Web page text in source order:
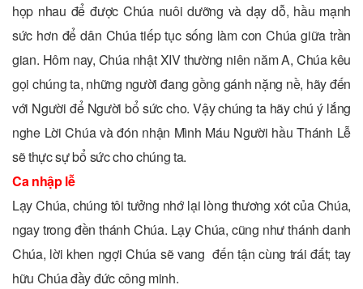
họp nhau để được Chúa nuôi dưỡng và dạy dỗ, hầu mạnh
sức hơn để dân Chúa tiếp tục sống làm con Chúa giữa trần
gian. Hôm nay, Chúa nhật XIV thường niên năm A, Chúa kêu
gọi chúng ta, những người đang gồng gánh nặng nề, hãy đến
với Người để Người bổ sức cho. Vậy chúng ta hãy chú ý lắng
nghe Lời Chúa và đón nhận Mình Máu Người hầu Thánh Lễ
sẽ thực sự bổ sức cho chúng ta.
Ca nhập lễ
Lạy Chúa, chúng tôi tưởng nhớ lại lòng thương xót của Chúa,
ngay trong đền thánh Chúa. Lạy Chúa, cũng như thánh danh
Chúa, lời khen ngợi Chúa sẽ vang đến tận cùng trái đất; tay
hữu Chúa đầy đức công minh.